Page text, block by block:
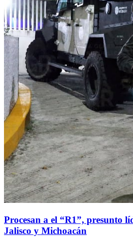
Procesan a el “R1”, presunto
Jalisco y Michoacán